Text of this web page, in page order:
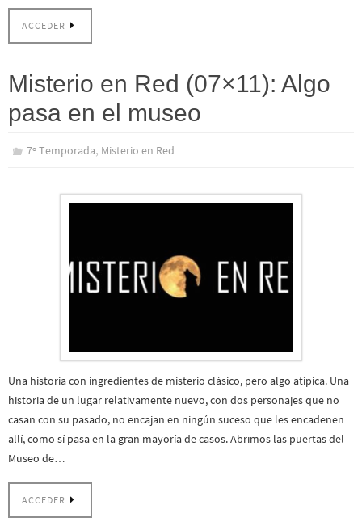
ACCEDER
Misterio en Red (07×11): Algo
pasa en el museo
7º Temporada, Misterio en Red
Una historia con ingredientes de misterio clásico, pero algo atípica. Una
historia de un lugar relativamente nuevo, con dos personajes que no
casan con su pasado, no encajan en ningún suceso que les encadenen
allí, como sí pasa en la gran mayoría de casos. Abrimos las puertas del
Museo de…
ACCEDER